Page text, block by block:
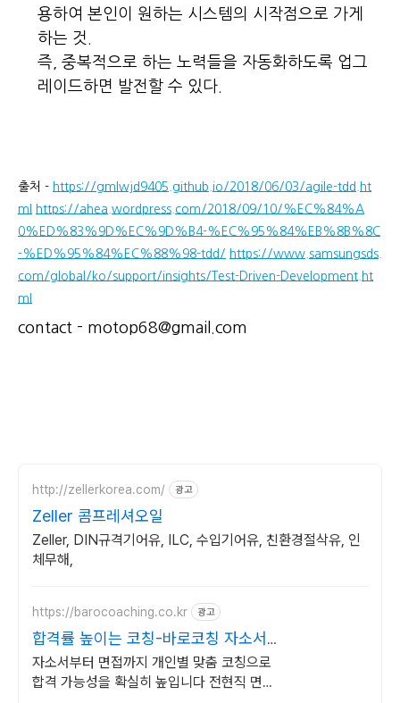
용하여 본인이 원하는 시스템의 시작점으로 가게
하는 것.
즉, 중복적으로 하는 노력들을 자동화하도록 업그
레이드하면 발전할 수 있다.
출처 - https://gmlwjd9405.github.io/2018/06/03/agile-tdd.ht
ml
https://ahea.wordpress.com/2018/09/10/%EC%84%A
0%ED%83%9D%EC%9D%B4-%EC%95%84%EB%8B%8C
-%ED%95%84%EC%88%98-tdd/ https://www.samsungsds.
com/global/ko/support/insights/Test-Driven-Development.ht
ml
contact - motop68@gmail.com
http://zellerkorea.com/ 광고
Zeller 콤프레셔오일
Zeller, DIN규격기어유, ILC, 수입기어유, 친환경절삭유, 인
체무해,
https://barocoaching.co.kr 광고
합격률 높이는 코칭-바로코칭 자소서
및 면접대비 완벽정리
자소서부터 면접까지 개인별 맞춤 코칭으로
합격 가능성을 확실히 높입니다 전현직 면접